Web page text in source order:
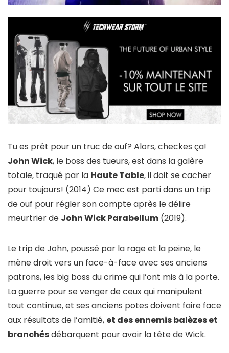
Tu es prêt pour un truc de ouf? Alors, checkes ça!
John Wick, le boss des tueurs, est dans la galère
totale, traqué par la Haute Table, il doit se cacher
pour toujours! (2014) Ce mec est parti dans un trip
de ouf pour régler son compte après le délire
meurtrier de John Wick Parabellum (2019).
Le trip de John, poussé par la rage et la peine, le
mène droit vers un face-à-face avec ses anciens
patrons, les big boss du crime qui l’ont mis à la porte.
La guerre pour se venger de ceux qui manipulent
tout continue, et ses anciens potes doivent faire face
aux résultats de l’amitié, et des ennemis balèzes et
branchésdébarquent pour avoir la tête de Wick.